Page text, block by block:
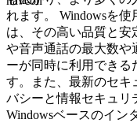
れます。 Windowsを
は、その高い品質と
や音声通話の最大数や
ーが同時に利用できる
す。また、最新のセキ
バシーと情報セキュリ
Windowsベースのイン